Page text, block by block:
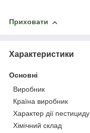
Приховати
Характеристики
Основні
Виробник
Країна виробник
Характер дії пестициду
Хімічний склад